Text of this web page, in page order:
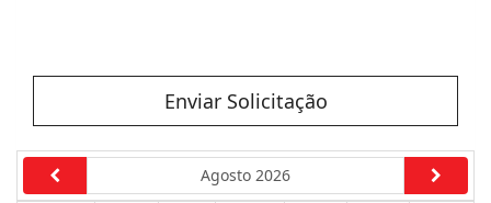
Enviar Solicitação
Agosto 2026